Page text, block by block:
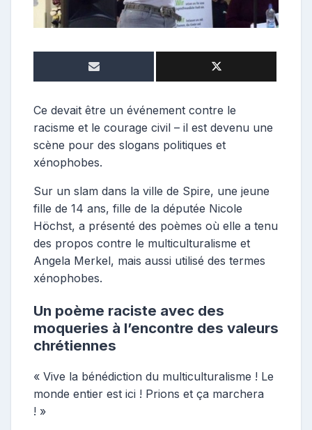
i
c
Ce devait être un événement contre le
racisme et le courage civil – il est devenu une
scène pour des slogans politiques et
xénophobes.
Sur un slam dans la ville de Spire, une jeune
fille de 14 ans, fille de la députée Nicole
Höchst, a présenté des poèmes où elle a tenu
des propos contre le multiculturalisme et
Angela Merkel, mais aussi utilisé des termes
xénophobes.
Un poème raciste avec des
moqueries à l’encontre des valeurs
chrétiennes
« Vive la bénédiction du multiculturalisme ! Le
monde entier est ici ! Prions et ça marchera
! »